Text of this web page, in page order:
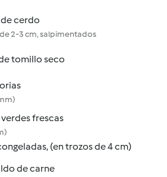
cerdo
2-3 cm, salpimentados
tomillo seco
frescas
(en trozos de 4 cm)
de carne